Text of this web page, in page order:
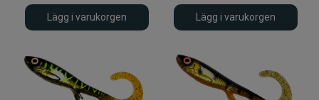
Lägg i varukorgen Lägg i varukorgen